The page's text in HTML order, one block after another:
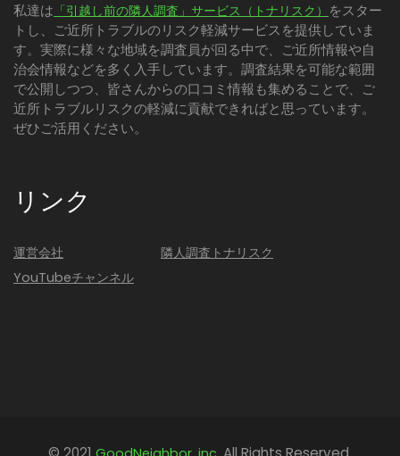
私達は 「引越し前の隣人調査」サービス（トナリスク） をスター
トし、ご近所トラブルのリスク軽減サービスを提供していま
す。実際に様々な地域を調査員が回る中で、ご近所情報や自
治会情報などを多く入手しています。調査結果を可能な範囲
で公開しつつ、皆さんからの口コミ情報も集めることで、ご
近所トラブルリスクの軽減に貢献できればと思っています。
ぜひご活用ください。
リンク
運営会社
YouTubeチャンネル
隣人調査トナリスク